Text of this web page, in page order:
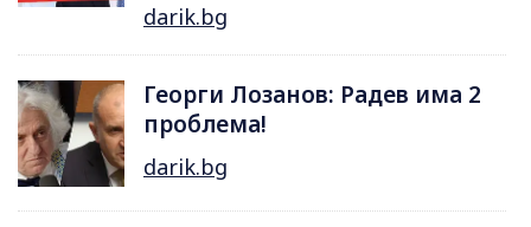
darik.bg
Георги Лозанов: Радев има 2
проблема!
darik.bg